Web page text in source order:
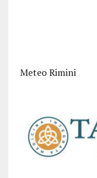
Meteo Rimini